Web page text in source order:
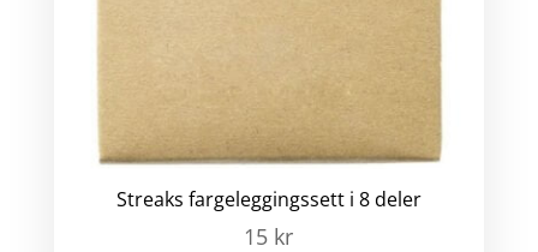
Streaks fargeleggingssett i 8 deler
15 kr